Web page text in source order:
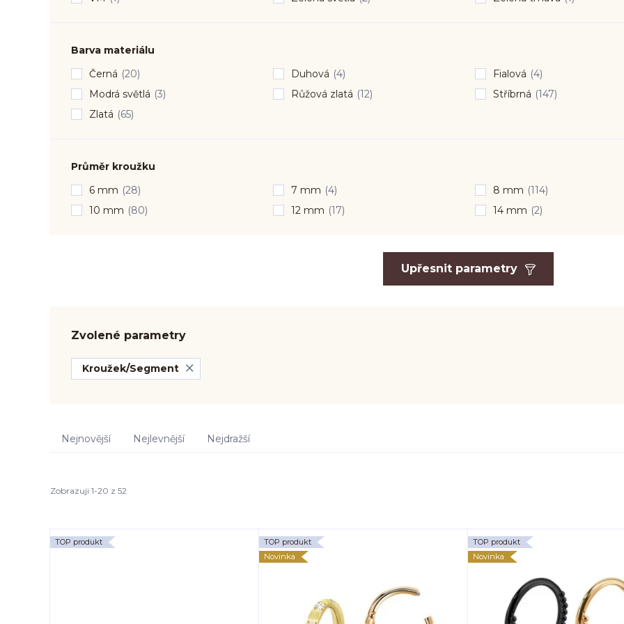
Upřesnit parametry
Barva materiálu
Černá (20) Duhová (4) Fialová (4)
Modrá světlá (3) Růžová zlatá (12) Stříbrná (147)
Zlatá (65)
Průměr kroužku
6 mm (28) 7 mm (4) 8 mm (114)
10 mm (80) 12 mm (17) 14 mm (2)
Zvolené parametry
Kroužek/Segment
Nejnovější Nejlevnější Nejdražší
Zobrazuji 1-20 z 52
TOP produkt
TOP produkt
Novinka
TOP produkt
Novinka